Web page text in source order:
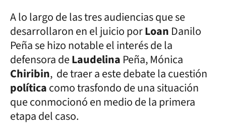
A lo largo de las tres audiencias que se
desarrollaron en el juicio porLoan Danilo
Peña se hizo notable el interés de la
defensora deLaudelina Peña, Mónica
Chiribin, de traer a este debate la cuestión
políticacomo trasfondo de una situación
que conmocionó en medio de la primera
etapa del caso.